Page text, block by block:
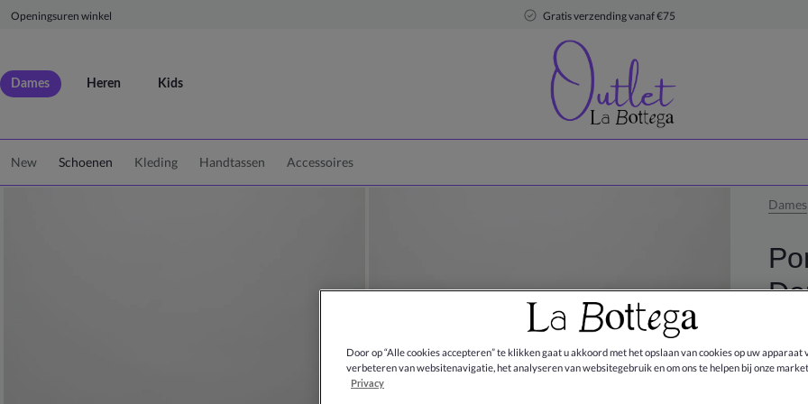
Openingsuren winkel Gratis verzending vanaf €75
Dames Heren Kids
New Schoenen Kleding Handtassen Accessoires
Dames
€
€
Door op “Alle cookies accepteren” te klikken gaat u akkoord met het opslaan van cookies op uw apparaat
verbeteren van websitenavigatie, het analyseren van websitegebruik en om ons te helpen bij onze
Privacy